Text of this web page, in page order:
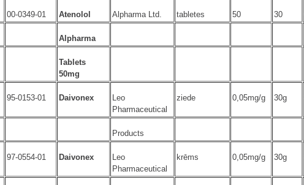
00-0349-01 Atenolol Alpharma Ltd. tabletes 50 30
Alpharma
Tablets
50mg
95-0153-01 Daivonex
Leo
Pharmaceutical
ziede 0,05mg/g 30g
Products
97-0554-01 Daivonex
Leo
Pharmaceutical
krēms 0,05mg/g 30g